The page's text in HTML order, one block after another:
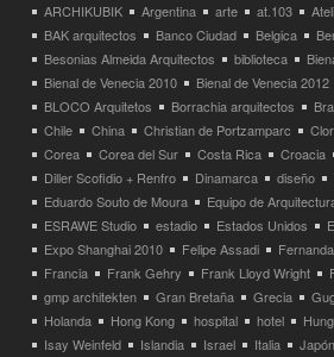
ARCHIKUBIK
Argentina arte at.103
BAK arquitectos
Banco Ciudad Belgica
Besonias Almeida Arquitectos
biblioteca
Bienal de Venecia 2010
Bienal de Venecia 2012
BLOCO Arquitetos
Borrachia arquitectos
Chile
China Christian de Portzamparc
Corea
Corea del Sur Costa Rica Croacia
Diller Scofidio + Renfro
Dinamarca diseño
Eduardo Souto de Moura
Equipo de
ESRAWE Studio
estadio Estados Unidos
Expo Shanghai 2010
Felipe Assadi
Francia
Frank Gehry Frank Lloyd Wright
gmp architekten
Gran Bretaña Grecia
Holanda
Hong Kong hospital hotel
Isay Weinfeld
Islandia Israel Italia Japón